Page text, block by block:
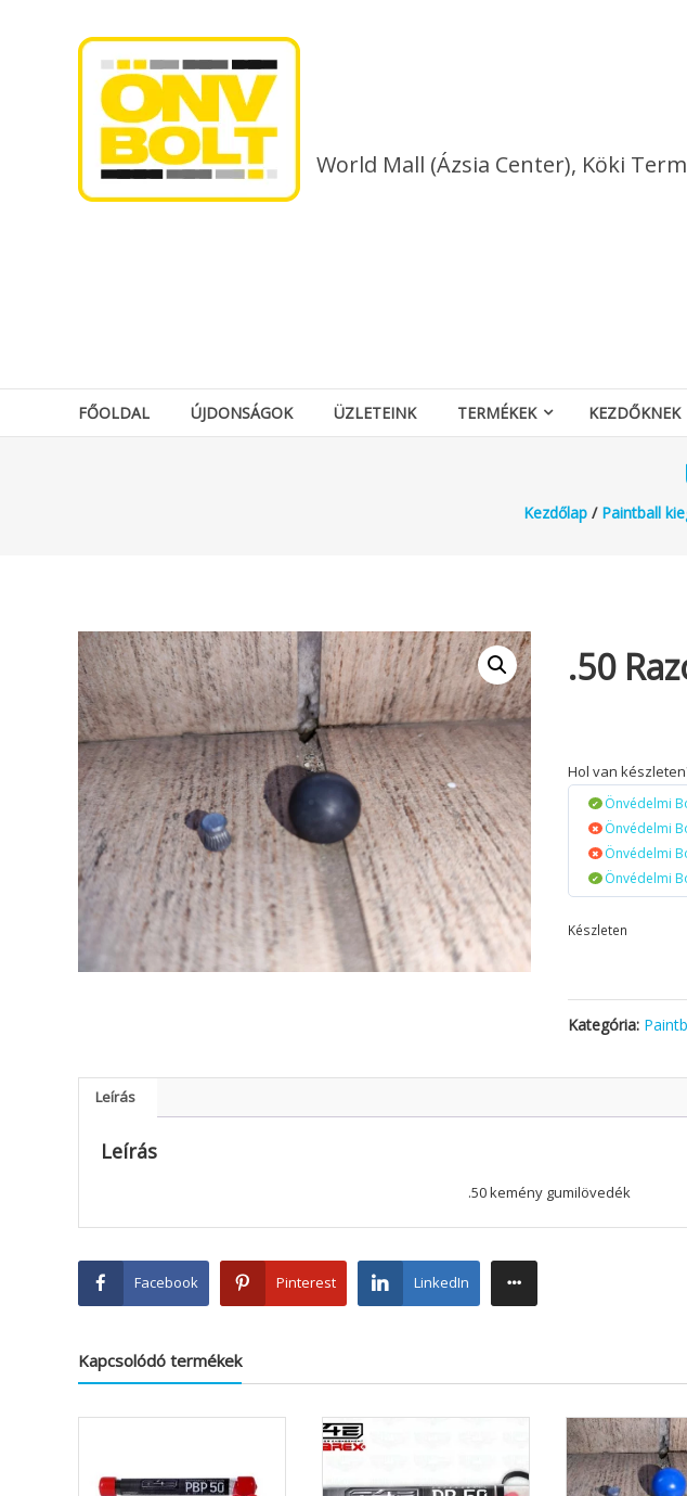
World Mall (Ázsia Center), Köki
FŐOLDAL ÚJDONSÁGOK ÜZLETEINK TERMÉKEK KEZDŐKNEK
Kezdőlap / Paintball
.50
Hol van
Önvédelmi
Önvédelmi
Önvédelmi
Önvédelmi
Készleten
Kategória:
Leírás
Leírás
.50 kemény gumilövedék
Facebook Pinterest LinkedIn
Kapcsolódó termékek